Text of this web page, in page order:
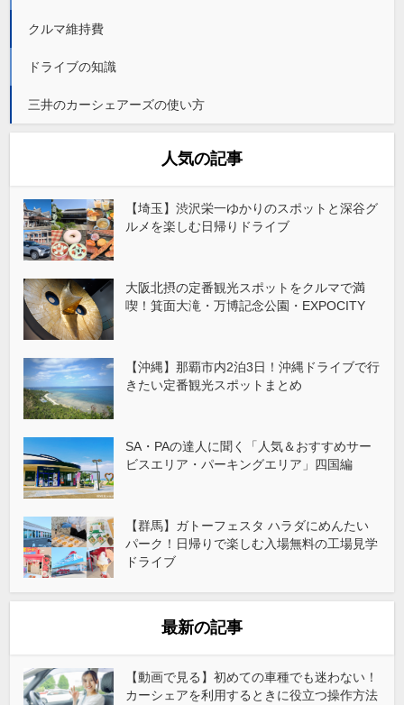
クルマ維持費
ドライブの知識
三井のカーシェアーズの使い方
人気の記事
【埼玉】渋沢栄一ゆかりのスポットと深谷グ
ルメを楽しむ日帰りドライブ
大阪北摂の定番観光スポットをクルマで満
喫！箕面大滝・万博記念公園・EXPOCITY
【沖縄】那覇市内2泊3日！沖縄ドライブで行
きたい定番観光スポットまとめ
SA・PAの達人に聞く「人気＆おすすめサー
ビスエリア・パーキングエリア」四国編
【群馬】ガトーフェスタ ハラダにめんたい
パーク！日帰りで楽しむ入場無料の工場見学
ドライブ
最新の記事
【動画で見る】初めての車種でも迷わない！
カーシェアを利用するときに役立つ操作方法